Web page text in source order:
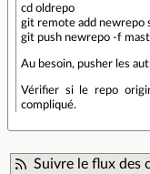
cd oldrepo
git remote add newrepo
git push newrepo -f
Au besoin, pusher les
Vérifier si le repo
compliqué.
Suivre le flux des